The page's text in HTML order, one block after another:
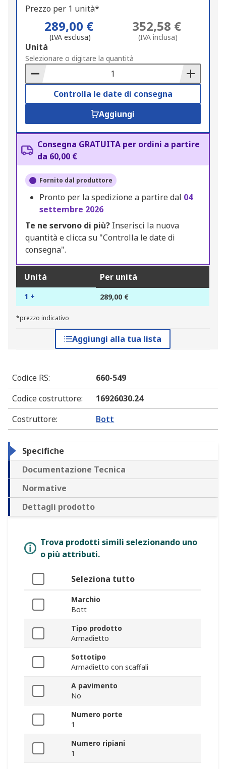
Prezzo per 1 unità*
289,00 €
(IVA esclusa)
352,58 €
(IVA inclusa)
Add
to
Basket
Unità
Selezionare o digitare la quantità
Controlla le date di consegna
Aggiungi
Consegna GRATUITA per ordini a partire
da 60,00 €
Fornito dal produttore
Pronto per la spedizione a partire dal 04
settembre 2026
Te ne servono di più? Inserisci la nuova
quantità e clicca su "Controlla le date di
consegna".
Unità Per unità
1 + 289,00 €
*prezzo indicativo
Aggiungi alla tua lista
Codice RS:
660-549
Codice costruttore:
16926030.24
Costruttore: Bott
Specifiche
Documentazione Tecnica
Normative
Dettagli prodotto
Trova prodotti simili selezionando uno
o più attributi.
Seleziona tutto
Marchio
Bott
Tipo prodotto
Armadietto
Sottotipo
Armadietto con scaffali
A pavimento
No
Numero porte
1
Numero ripiani
1